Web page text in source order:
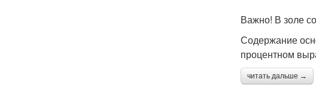
Важно! В золе
Содержание
процентном
читать дальше →